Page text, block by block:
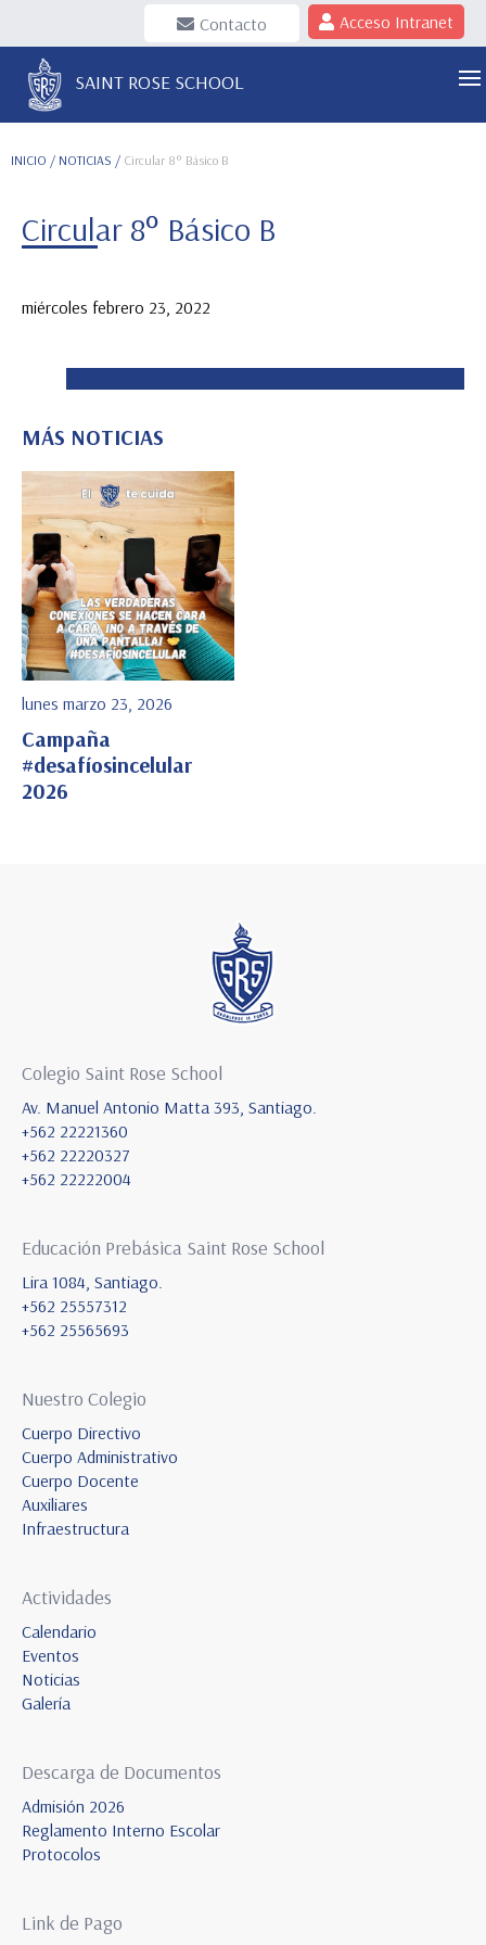
Contacto Acceso Intranet
SAINT ROSE SCHOOL
INICIO / NOTICIAS / Circular 8° Básico B
Circular 8° Básico B
miércoles febrero 23, 2022
MÁS NOTICIAS
lunes marzo 23, 2026
Campaña
#desafíosincelular
2026
Colegio Saint Rose School
Av. Manuel Antonio Matta 393, Santiago.
+562 22221360
+562 22220327
+562 22222004
Educación Prebásica Saint Rose School
Lira 1084, Santiago.
+562 25557312
+562 25565693
Nuestro Colegio
Cuerpo Directivo
Cuerpo Administrativo
Cuerpo Docente
Auxiliares
Infraestructura
Actividades
Calendario
Eventos
Noticias
Galería
Descarga de Documentos
Admisión 2026
Reglamento Interno Escolar
Protocolos
Link de Pago